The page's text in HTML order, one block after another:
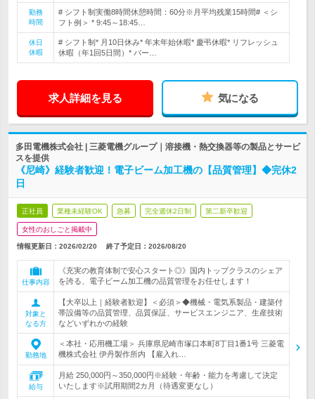
勤務
時間
# シフト制実働8時間休憩時間：60分※月平均残業15時間# ＜シ
フト例＞ * 9:45～18:45…
休日
休暇
# シフト制* 月10日休み* 年末年始休暇* 慶弔休暇* リフレッシュ
休暇（年1回5日間）* バー…
求人詳細を見る 気になる
多田電機株式会社 | 三菱電機グループ｜溶接機・熱交換器等の製品とサービ
スを提供
《尼崎》経験者歓迎！電子ビーム加工機の【品質管理】◆完休2
日
正社員 業種未経験OK 急募 完全週休2日制 第二新卒歓迎
女性のおしごと掲載中
情報更新日：2026/02/20 終了予定日： 2026/08/20
仕事内容
《充実の教育体制で安心スタート◎》国内トップクラスのシェア
を誇る、電子ビーム加工機の品質管理をお任せします！
対象と
なる方
【大卒以上｜経験者歓迎】＜必須＞◆機械・電気系製品・建築付
帯設備等の品質管理、品質保証、サービスエンジニア、生産技術
などいずれかの経験
勤務地
＜本社・応用機工場＞ 兵庫県尼崎市塚口本町8丁目1番1号 三菱電
機株式会社 伊丹製作所内 【雇入れ…
給与
月給 250,000円～350,000円※経験・年齢・能力を考慮して決定
いたします※試用期間2カ月（待遇変更なし）